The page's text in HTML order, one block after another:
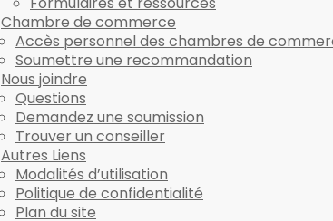
Chambre de commerce
Accès personnel des chambres de
Soumettre une recommandation
Nous joindre
Questions
Demandez une soumission
Trouver un conseiller
Autres Liens
Modalités d’utilisation
Politique de confidentialité
Plan du site